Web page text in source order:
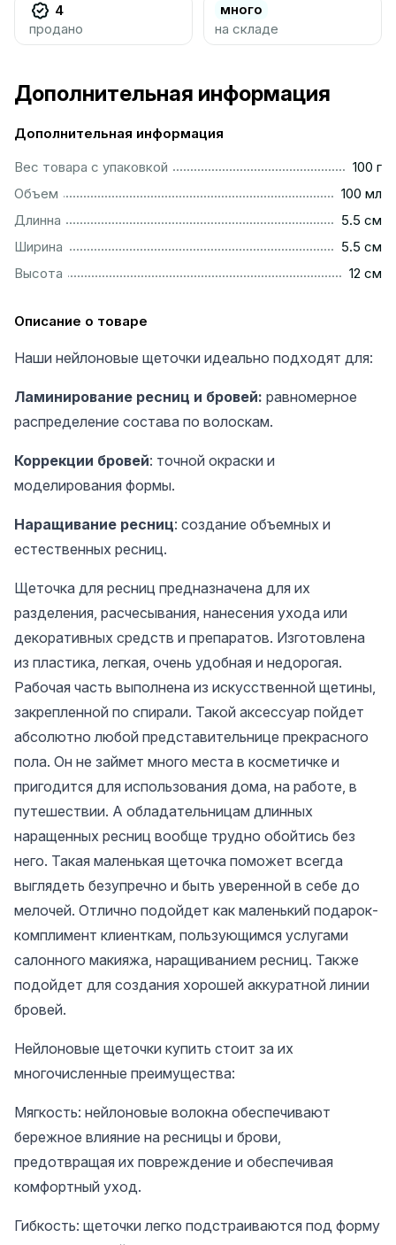
4
продано
много
на складе
Дополнительная информация
Дополнительная информация
Вес товара с упаковкой
100 г
Объем
100 мл
Длинна
5.5 см
Ширина
5.5 см
Высота
12 см
Описание о товаре
Наши нейлоновые щеточки идеально подходят для:
Ламинирование ресниц и бровей: равномерное
распределение состава по волоскам.
Коррекции бровей: точной окраски и
моделирования формы.
Наращивание ресниц: создание объемных и
естественных ресниц.
Щеточка для ресниц предназначена для их
разделения, расчесывания, нанесения ухода или
декоративных средств и препаратов. Изготовлена ​​
из пластика, легкая, очень удобная и недорогая.
Рабочая часть выполнена из искусственной щетины,
закрепленной по спирали. Такой аксессуар пойдет
абсолютно любой представительнице прекрасного
пола. Он не займет много места в косметичке и
пригодится для использования дома, на работе, в
путешествии. А обладательницам длинных
наращенных ресниц вообще трудно обойтись без
него. Такая маленькая щеточка поможет всегда
выглядеть безупречно и быть уверенной в себе до
мелочей. Отлично подойдет как маленький подарок-
комплимент клиенткам, пользующимся услугами
салонного макияжа, наращиванием ресниц. Также
подойдет для создания хорошей аккуратной линии
бровей.
Нейлоновые щеточки купить стоит за их
многочисленные преимущества:
Мягкость: нейлоновые волокна обеспечивают
бережное влияние на ресницы и брови,
предотвращая их повреждение и обеспечивая
комфортный уход.
Гибкость: щеточки легко подстраиваются под форму